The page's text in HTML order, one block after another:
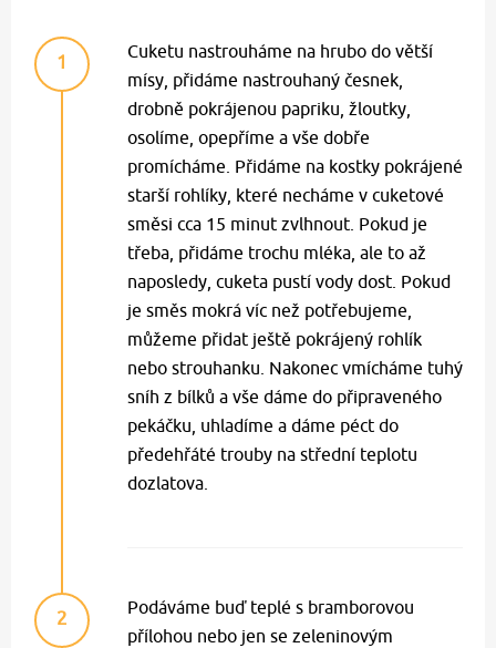
1
Cuketu nastrouháme na hrubo do větší
mísy, přidáme nastrouhaný česnek,
drobně pokrájenou papriku, žloutky,
osolíme, opepříme a vše dobře
promícháme. Přidáme na kostky pokrájené
starší rohlíky, které necháme v cuketové
směsi cca 15 minut zvlhnout. Pokud je
třeba, přidáme trochu mléka, ale to až
naposledy, cuketa pustí vody dost. Pokud
je směs mokrá víc než potřebujeme,
můžeme přidat ještě pokrájený rohlík
nebo strouhanku. Nakonec vmícháme tuhý
sníh z bílků a vše dáme do připraveného
pekáčku, uhladíme a dáme péct do
předehřáté trouby na střední teplotu
dozlatova.
2
Podáváme buď teplé s bramborovou
přílohou nebo jen se zeleninovým